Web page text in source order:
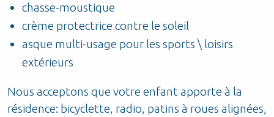
chasse-moustique
crème protectrice contre le soleil
asque multi-usage pour les sports \ loisirs
extérieurs
Nous acceptons que votre enfant apporte à la
résidence: bicyclette, radio, patins à roues alignées,